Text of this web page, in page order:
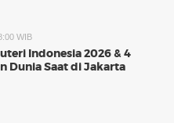
WIB
Indonesia 2026 & 4
Dunia Saat di Jakarta